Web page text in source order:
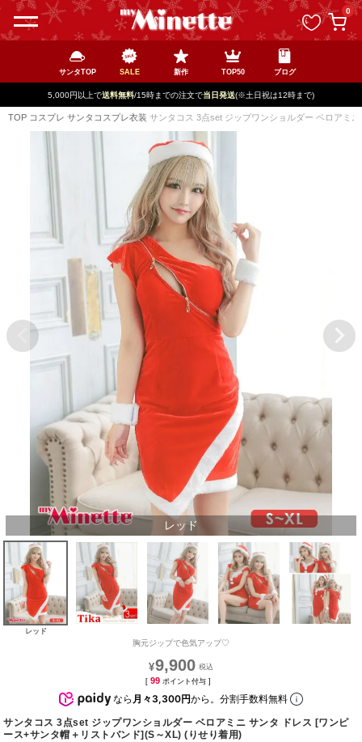
0
サンタTOP SALE 新作 TOP50 ブログ
5,000円以上で送料無料/15時までの注文で当日発送(※土日祝は12時まで)
TOP コスプレ サンタコスプレ衣装 サンタコス 3点set ジップワンショルダー ベロアミ
レッド
レッド
胸元ジップで色気アップ♡
¥9,900
[ 99 ポイント付与 ]
なら 月々3,300円から。分割手数料無料
サンタコス 3点set ジップワンショルダー ベロアミニ サンタ ドレス [ワンピ
ース+サンタ帽＋リストバンド](S～XL) (りせり着用)
ペー
ジト
ップ